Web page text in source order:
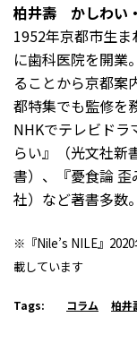
柏井壽 かしわい
1952年京都市生
に歯科医院を開業
ることから京都案
都特集でも監修を
NHKでテレビドラ
らい』（光文社新
書）、『憂食論
社）など著書多数。
※『Nile’s NILE』
載しています
Tags: コラム 柏井